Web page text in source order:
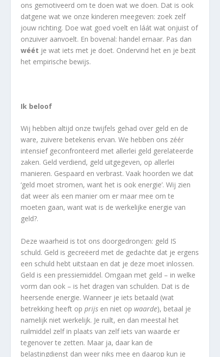
ons gemotiveerd om te doen wat we doen. Dat is ook
datgene wat we onze kinderen meegeven: zoek zelf
jouw richting. Doe wat goed voelt en láát wat onjuist of
onzuiver aanvoelt. En bovenal: handel ernaar. Pas dan
wéét je wat iets met je doet. Ondervind het en je bezit
het empirische bewijs.
Ik beloof
Wij hebben altijd onze twijfels gehad over geld en de
ware, zuivere betekenis ervan. We hebben ons zéér
intensief geconfronteerd met allerlei geld gerelateerde
zaken. Geld verdiend, geld uitgegeven, op allerlei
manieren. Gespaard en verbrast. Vaak hoorden we dat
‘geld moet stromen, want het is ook energie’. Wij zien
dat weer als een manier om er maar mee om te
moeten gaan, want wat is de werkelijke energie van
geld?.
Deze waarheid is tot ons doorgedrongen: geld IS
schuld. Geld is gecreëerd met de gedachte dat je ergens
een schuld hebt uitstaan en dat je deze moet inlossen.
Geld is een pressiemiddel. Omgaan met geld – in welke
vorm dan ook – is het dragen van schulden. Dat is de
heersende energie. Wanneer je iets betaald (wat
betrekking heeft opprijs en niet opwaarde), betaal je
namelijk niet werkelijk. Je ruilt, en dan meestal het
ruilmiddel zelf in plaats van zelf iets van waarde er
tegenover te zetten. Maar ja, daar kan de
belastingdienst dan weer niks mee en daarop kun je